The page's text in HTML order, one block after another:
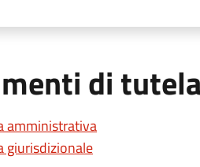
di tutela
amministrativa
giurisdizionale